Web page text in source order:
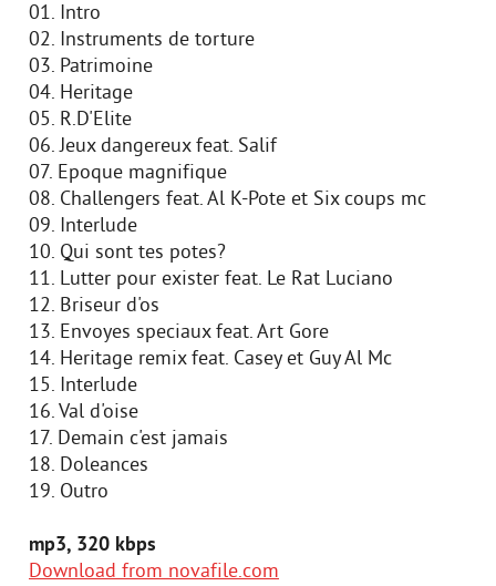
01. Intro
02. Instruments de torture
03. Patrimoine
04. Heritage
05. R.D'Elite
06. Jeux dangereux feat. Salif
07. Epoque magnifique
08. Challengers feat. Al K-Pote et Six coups mc
09. Interlude
10. Qui sont tes potes?
11. Lutter pour exister feat. Le Rat Luciano
12. Briseur d'os
13. Envoyes speciaux feat. Art Gore
14. Heritage remix feat. Casey et Guy Al Mc
15. Interlude
16. Val d'oise
17. Demain c'est jamais
18. Doleances
19. Outro
mp3, 320 kbps
Download from novafile.com